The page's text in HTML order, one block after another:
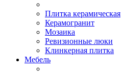
Плитка керамическая
Керамогранит
Мозаика
Ревизионные люки
Клинкерная плитка
Мебель